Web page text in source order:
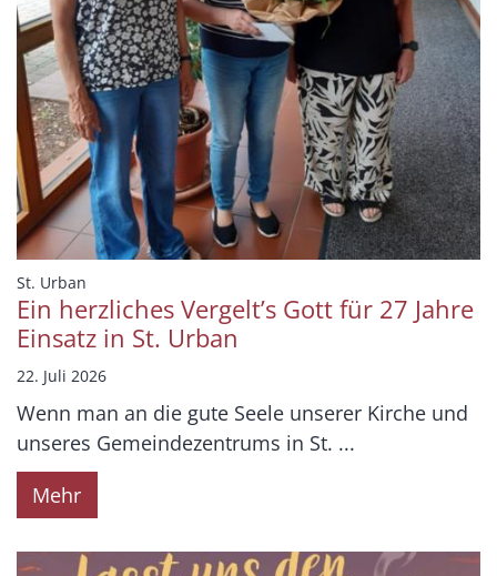
St. Urban
Ein herzliches Vergelt’s Gott für 27 Jahre
Einsatz in St. Urban
22. Juli 2026
Wenn man an die gute Seele unserer Kirche und
unseres Gemeindezentrums in St. ...
Mehr